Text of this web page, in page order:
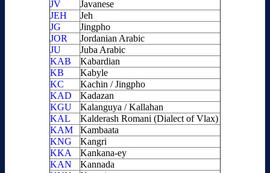
JV
Javanese
JEH
Jeh
JG
Jingpho
JOR
Jordanian Arabic
JU
Juba Arabic
KAB
Kabardian
KB
Kabyle
KC
Kachin / Jingpho
KAD
Kadazan
KGU
Kalanguya / Kallahan
KAL
Kalderash Romani (Dialect of Vlax)
KAM
Kambaata
KNG
Kangri
KKA
Kankana-ey
KAN
Kannada